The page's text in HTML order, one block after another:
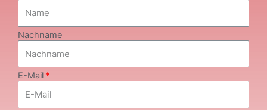
Nachname
E-Mail